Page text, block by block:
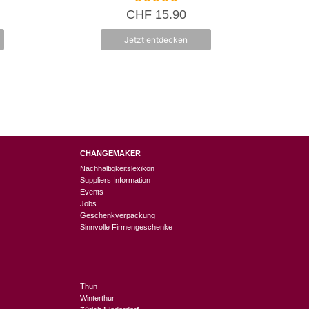
5.00
von 5
CHF15.90
Jetzt entdecken
CHANGEMAKER
Nachhaltigkeitslexikon
Suppliers Information
Events
Jobs
Geschenkverpackung
Sinnvolle Firmengeschenke
Thun
Winterthur